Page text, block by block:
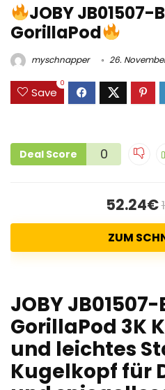
JOBY JB01507-
GorillaPod
myschnapper 26.
Save
0
Deal Score 0
52.24€
ZUM
JOBY
GorillaPod 3K
und leichtes
Kugelkopf für